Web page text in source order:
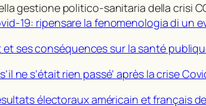
gestione politico-sanitaria della crisi
19: ripensare la fenomenologia di un
ses conséquences sur la santé
ne s’était rien passé’ après la crise
électoraux américain et français